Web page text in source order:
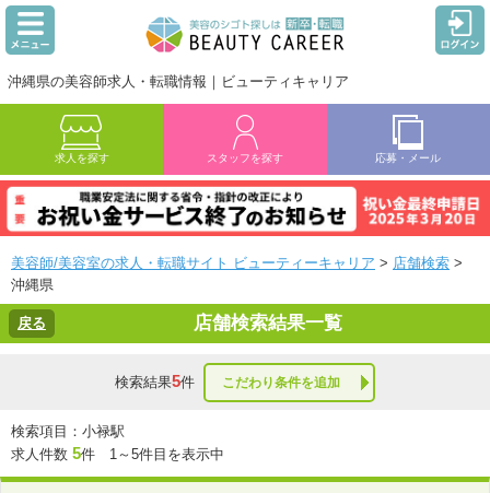
沖縄県の美容師求人・転職情報｜ビューティキャリア
求人を探す スタッフを探す 応募・メール
美容師/美容室の求人・転職サイト ビューティーキャリア > 店舗検索 >
沖縄県
戻る 店舗検索結果一覧
検索結果5件 こだわり条件を追加
検索項目：小禄駅
求人件数 5件 1～5件目を表示中